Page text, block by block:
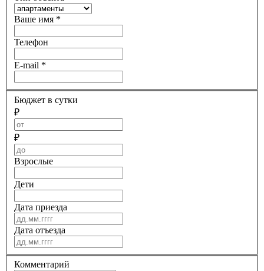
Ваше имя *
Телефон
E-mail *
Бюджет в сутки
₽
₽
Взрослые
Дети
Дата приезда
Дата отъезда
Комментарий